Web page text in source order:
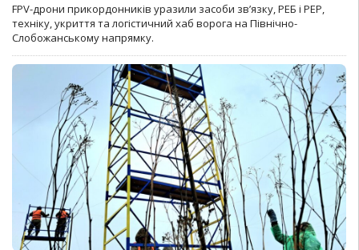
FPV-дрони прикордонників уразили засоби зв’язку, РЕБ і РЕР,
техніку, укриття та логістичний хаб ворога на Північно-
Слобожанському напрямку.